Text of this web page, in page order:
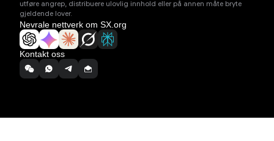
utføre angrep, distribuere ulovlig innhold eller på annen måte bryte
gjeldende lover.
Nevrale nettverk om SX.org
Kontakt oss